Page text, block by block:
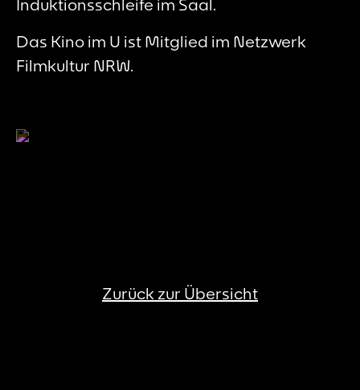
Induktionsschleife im Saal.
Das Kino im U ist Mitglied im Netzwerk
Filmkultur NRW.
Zurück zur Übersicht